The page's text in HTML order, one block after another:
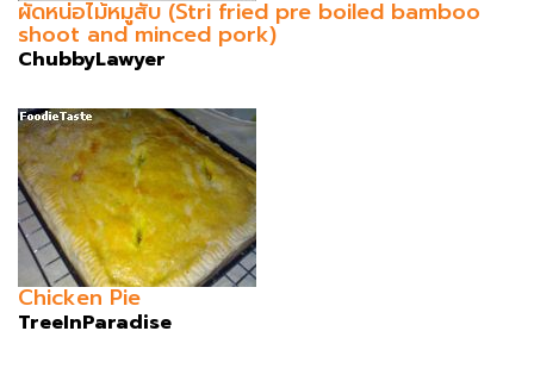
ผัดหน่อไม้หมูสับ (Stri fried pre boiled bamboo
shoot and minced pork)
ChubbyLawyer
Chicken Pie
TreeInParadise